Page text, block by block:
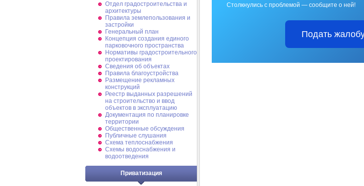
Отдел градостроительства и
архитектуры
Правила землепользования и
застройки
Генеральный план
Концепция создания единого
парковочного пространства
Нормативы градостроительного
проектирования
Сведения об объектах
Правила благоустройства
Размещение рекламных
конструкций
Реестр выданных разрешений
на строительство и ввод
объектов в эксплуатацию
Документация по планировке
территории
Общественные обсуждения
Публичные слушания
Схема теплоснабжения
Схемы водоснабжения и
водоотведения
Приватизация
Столкнулись с проблемой — сообщите о ней!
Подать